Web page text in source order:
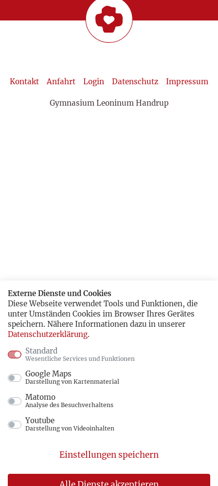
Kontakt Anfahrt Login Datenschutz Impressum
Gymnasium Leoninum Handrup
Externe Dienste und Cookies
Diese Webseite verwendet Tools und Funktionen, die
unter Umständen Cookies im Browser Ihres Gerätes
speichern. Nähere Informationen dazu in unserer
Datenschutzerklärung.
Standard
Wesentliche Services und Funktionen
Google Maps
Darstellung von Kartenmaterial
Matomo
Analyse des Besuchverhaltens
Youtube
Darstellung von Videoinhalten
Einstellungen speichern